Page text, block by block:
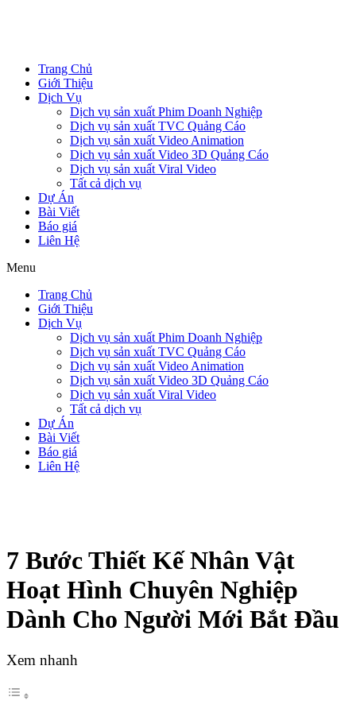
Trang Chủ
Giới Thiệu
Dịch Vụ
Dịch vụ sản xuất Phim Doanh Nghiệp
Dịch vụ sản xuất TVC Quảng Cáo
Dịch vụ sản xuất Video Animation
Dịch vụ sản xuất Video 3D Quảng Cáo
Dịch vụ sản xuất Viral Video
Tất cả dịch vụ
Dự Án
Bài Viết
Báo giá
Liên Hệ
Menu
Trang Chủ
Giới Thiệu
Dịch Vụ
Dịch vụ sản xuất Phim Doanh Nghiệp
Dịch vụ sản xuất TVC Quảng Cáo
Dịch vụ sản xuất Video Animation
Dịch vụ sản xuất Video 3D Quảng Cáo
Dịch vụ sản xuất Viral Video
Tất cả dịch vụ
Dự Án
Bài Viết
Báo giá
Liên Hệ
7 Bước Thiết Kế Nhân Vật
Hoạt Hình Chuyên Nghiệp
Dành Cho Người Mới Bắt Đầu
Xem nhanh